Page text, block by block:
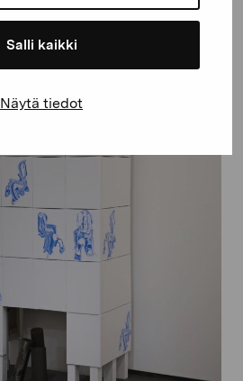
Salli kaikki
Näytä tiedot